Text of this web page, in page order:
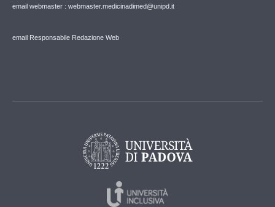
email webmaster : webmaster.medicinadimed@unipd.it
email Responsabile Redazione Web